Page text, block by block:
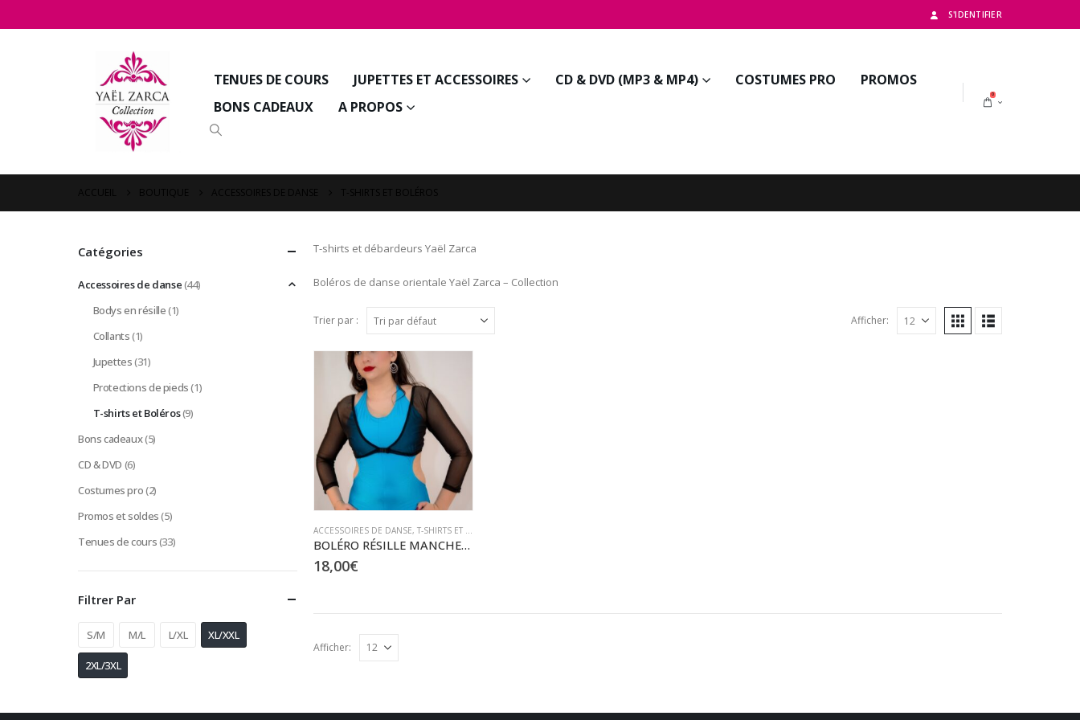
S'IDENTIFIER
TENUES DE COURS JUPETTES ET ACCESSOIRES CD & DVD (MP3 & MP4) COSTUMES PRO
PROMOS
BONS CADEAUX
A PROPOS
0
T-shirts et débardeurs Yaël Zarca
Boléros de danse orientale Yaël Zarca – Collection
Trier par : Afficher:
ACCESSOIRES DE DANSE, T-SHIRTS ET BOLÉROS
BOLÉRO RÉSILLE MANCHES LONGUES – A CLIPPER – du S/M au 3XL
18,00€
Afficher:
Catégories
Accessoires de danse(44)
Bodys en résille(1)
Collants(1)
Jupettes(31)
Protections de pieds(1)
T-shirts et Boléros(9)
Bons cadeaux(5)
CD & DVD (6)
Costumes pro(2)
Promos et soldes(5)
Tenues de cours(33)
Filtrer Par
S/M M/L L/XL XL/XXL
2XL/3XL